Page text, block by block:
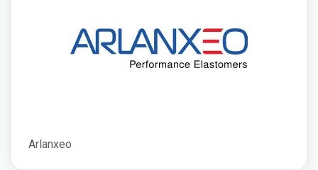
Arlanxeo